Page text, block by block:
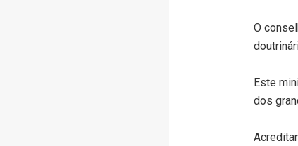
O
Este
dos